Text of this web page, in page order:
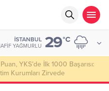
İSTANBUL
YAĞMURLU 29°C
YKS’de İlk 1000 Başarısı:
Kurumları Zirvede